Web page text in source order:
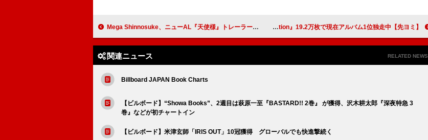
Mega Shinnosuke、ニューAL『天使様』トレーラー映像公開＆恒例の“MEGAジャケ”販売決定 【先ヨミ】NiziU『New Emotion』19.2万枚で現在アルバム1位独走中
関連ニュース RELATED NEWS
Billboard JAPAN Book Charts
【ビルボード】“Showa Books”、2週目は萩原一至『BASTARD!! 2巻』 が獲得、沢木耕太郎『深夜特急 3
巻』などが初チャートイン
【ビルボード】米津玄師「IRIS OUT」10冠獲得 グローバルでも快進撃続く